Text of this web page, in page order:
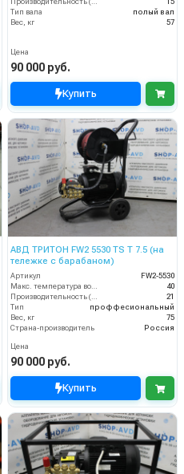
Тип вала
полый вал
Вес, кг
57
Цена
90 000 руб.
Купить
АВД ТРИТОН FW2 5530 TS T 7.5 (на
тележке с барабаном)
Артикул
FW2-5530
Макс. температура воды (°C)
40
Производительность (л/мин)
21
Тип
проффесиональный
Вес, кг
75
Страна-производитель
Россия
Цена
90 000 руб.
Купить